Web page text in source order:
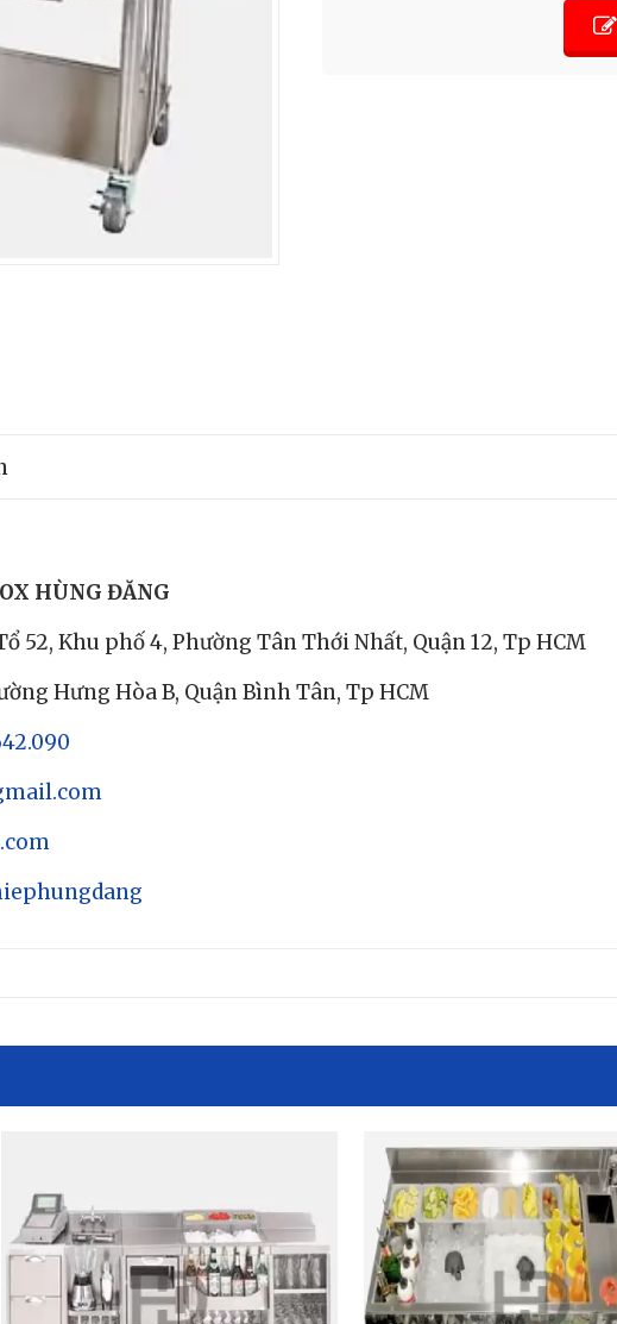
HÙNG ĐĂNG
52, Khu phố 4, Phường Tân Thới Nhất, Quận 12, Tp HCM
Hưng Hòa B, Quận Bình Tân, Tp HCM